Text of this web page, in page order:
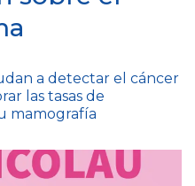
a detectar el cáncer
las tasas de
mamografía